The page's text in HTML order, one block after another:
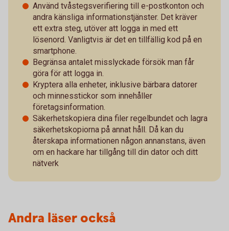
Använd tvåstegsverifiering till e-postkonton och
andra känsliga informationstjänster. Det kräver
ett extra steg, utöver att logga in med ett
lösenord. Vanligtvis är det en tillfällig kod på en
smartphone.
Begränsa antalet misslyckade försök man får
göra för att logga in.
Kryptera alla enheter, inklusive bärbara datorer
och minnesstickor som innehåller
företagsinformation.
Säkerhetskopiera dina filer regelbundet och lagra
säkerhetskopiorna på annat håll. Då kan du
återskapa informationen någon annanstans, även
om en hackare har tillgång till din dator och ditt
nätverk
Andra läser också